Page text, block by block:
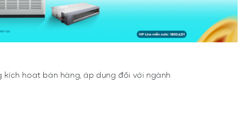
hoạt bán hàng, áp dụng đối với ngành